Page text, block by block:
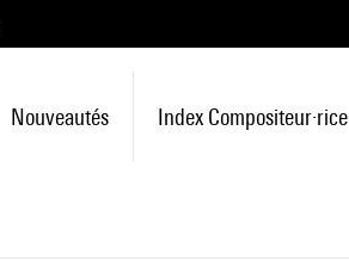
Nouveautés Index Compositeur·rice